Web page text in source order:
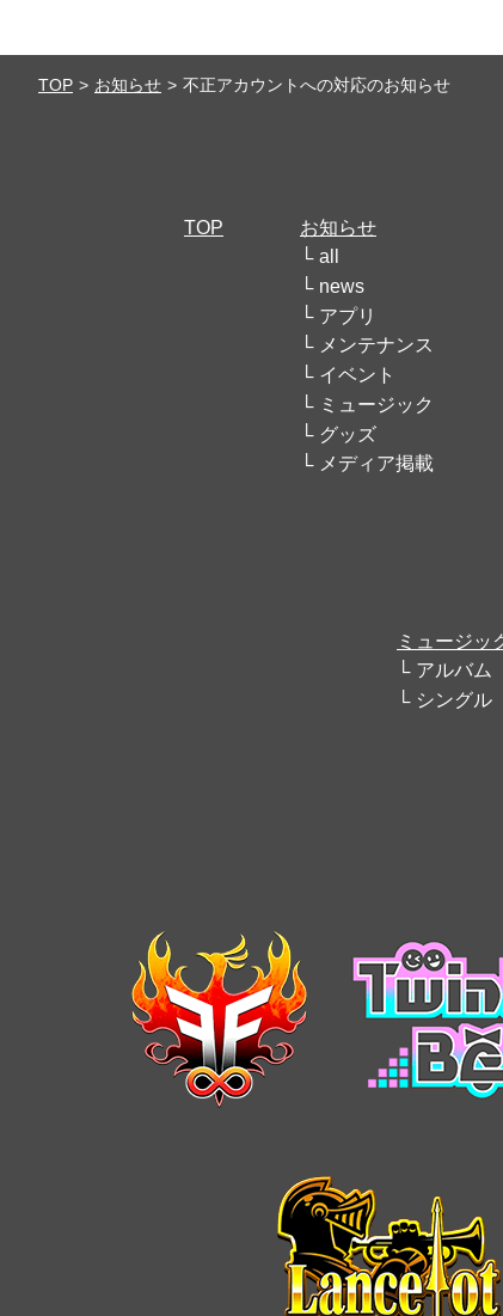
TOP お知らせ 不正アカウントへの対応のお知らせ
TOP
お知らせ
all
news
アプリ
メンテナンス
イベント
ミュージック
グッズ
メディア掲載
ミュージッ
アルバム
シングル